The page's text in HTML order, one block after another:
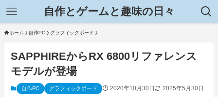
自作とゲームと趣味の日々
ホーム 自作PC グラフィックボード
SAPPHIREからRX 6800リファレンス
モデルが登場
自作PC グラフィックボード 2020年10月30日 2025年5月30日